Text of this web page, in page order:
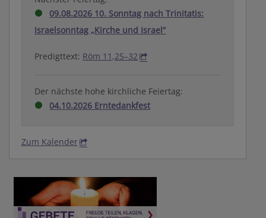
09.08.2026 10. Sonntag nach Trinitatis:
Israelsonntag „Kirche und Israel“
Predigttext: Röm 11,25–32
Der nächste hohe kirchliche Feiertag:
04.10.2026 Erntedankfest
Zum Kalender